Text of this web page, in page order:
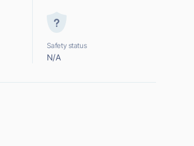
Safety status
N/A